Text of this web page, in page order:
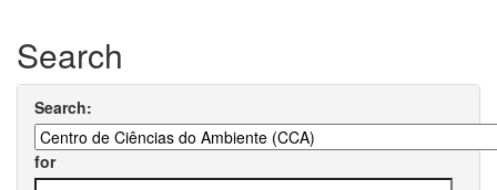
Search
Search:
for